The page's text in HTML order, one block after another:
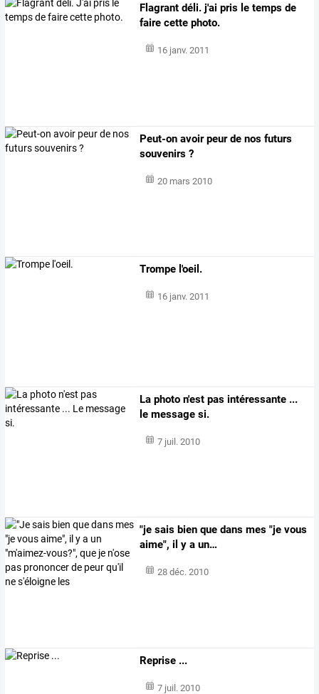
Flagrant déli. j'ai pris le temps de
faire cette photo.
16 janv. 2011
Peut-on avoir peur de nos futurs
souvenirs ?
20 mars 2010
Trompe l'oeil.
16 janv. 2011
La photo n'est pas intéressante ...
le message si.
7 juil. 2010
"je sais bien que dans mes "je vous
aime", il y a un…
28 déc. 2010
Reprise ...
7 juil. 2010